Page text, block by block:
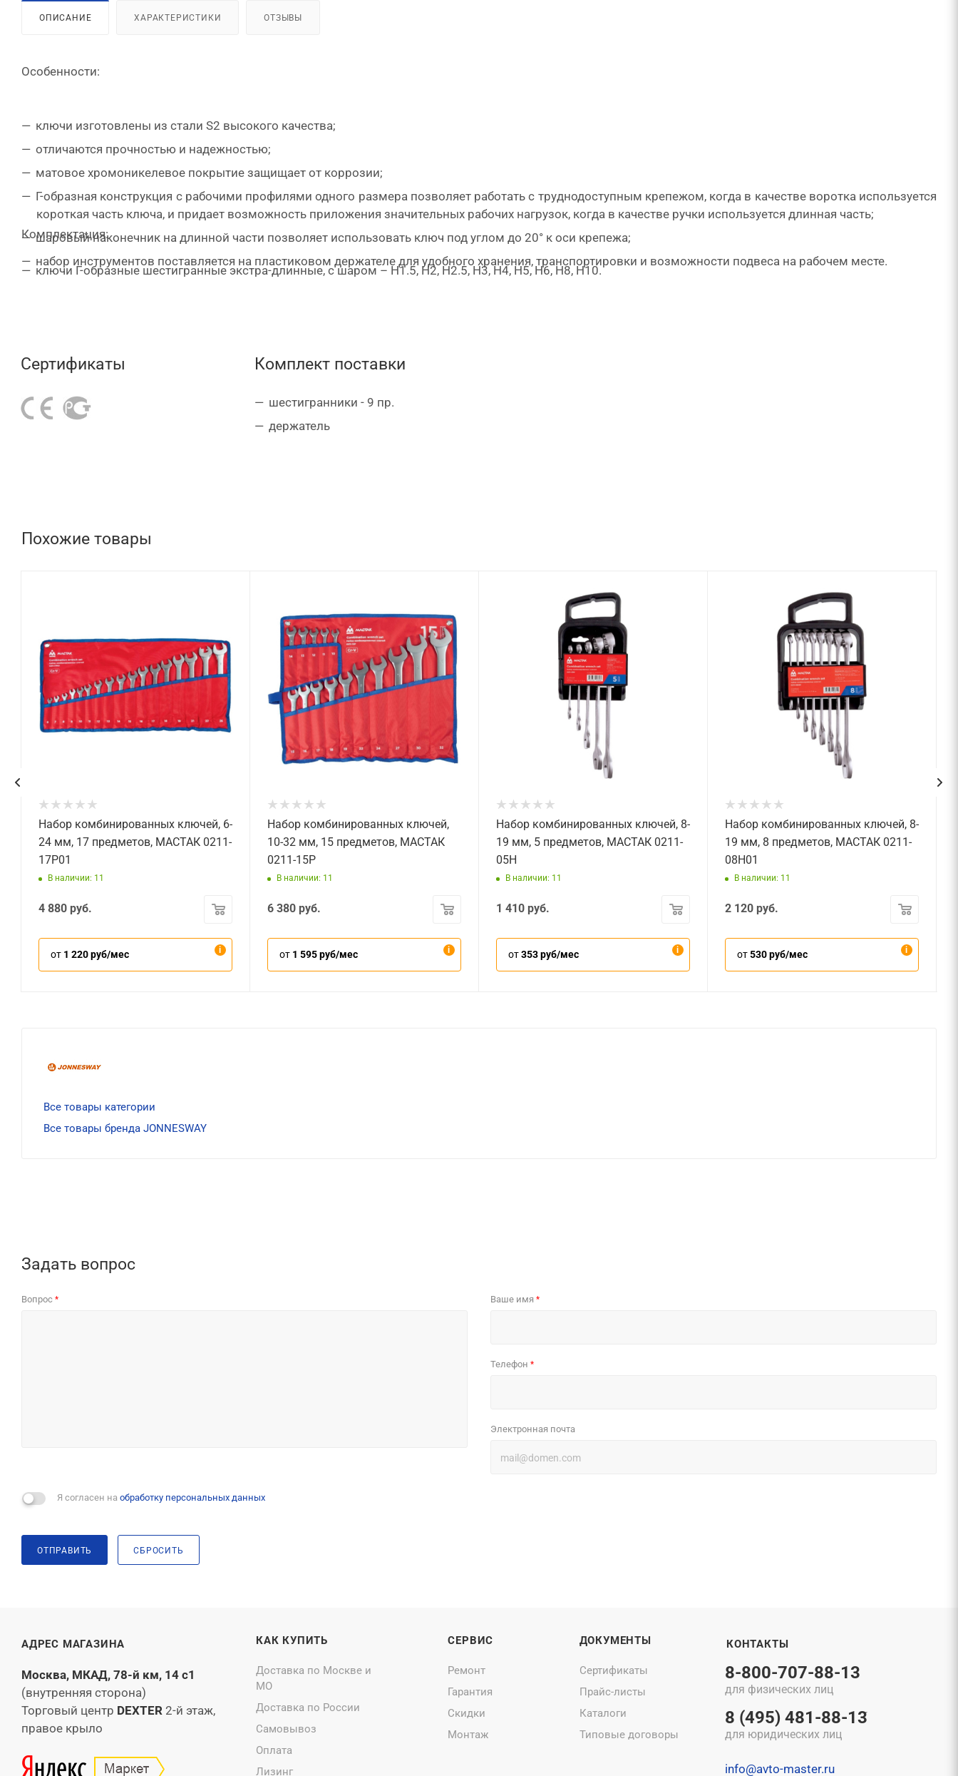
ОПИСАНИЕ ХАРАКТЕРИСТИКИ ОТЗЫВЫ
Особенности:
ключи изготовлены из стали S2 высокого качества;
отличаются прочностью и надежностью;
матовое хромоникелевое покрытие защищает от коррозии;
Г-образная конструкция с рабочими профилями одного размера позволяет работать с труднодоступным крепежом, когда в качестве воротка используется
короткая часть ключа, и придает возможность приложения значительных рабочих нагрузок, когда в качестве ручки используется длинная часть;
шаровый наконечник на длинной части позволяет использовать ключ под углом до 20° к оси крепежа;
набор инструментов поставляется на пластиковом держателе для удобного хранения, транспортировки и возможности подвеса на рабочем месте.
Комплектация:
ключи Г-образные шестигранные экстра-длинные, с шаром – H1.5, H2, H2.5, H3, H4, H5, H6, H8, H10.
Сертификаты Комплект поставки
шестигранники - 9 пр.
держатель
Похожие товары
Набор комбинированных ключей, 6-
24 мм, 17 предметов, МАСТАК 0211-
17P01
В наличии: 11
4 880 руб.
от 1 220 руб/мес
Набор комбинированных ключей,
10-32 мм, 15 предметов, МАСТАК
0211-15P
В наличии: 11
6 380 руб.
от 1 595 руб/мес
Набор комбинированных ключей, 8-
19 мм, 5 предметов, МАСТАК 0211-
05H
В наличии: 11
1 410 руб.
от353 руб/мес
Набор комбинированных ключей, 8-
19 мм, 8 предметов, МАСТАК 0211-
08H01
В наличии: 11
2 120 руб.
от530 руб/мес
Все товары категории
Все товары бренда JONNESWAY
Задать вопрос
Вопрос * Ваше имя *
Телефон *
Электронная почта
Я согласен на обработку персональных данных
ОТПРАВИТЬ СБРОСИТЬ
АДРЕС МАГАЗИНА
Москва, МКАД, 78-й км, 14 с1
(внутренняя сторона)
Торговый центр DEXTER 2-й этаж,
правое крыло
КАК КУПИТЬ
Доставка по Москве и
МО
Доставка по России
Самовывоз
Оплата
Лизинг
СЕРВИС
Ремонт
Гарантия
Скидки
Монтаж
ДОКУМЕНТЫ
Сертификаты
Прайс-листы
Каталоги
Типовые договоры
КОНТАКТЫ
8-800-707-88-13
для физических лиц
8 (495) 481-88-13
для юридических лиц
info@avto-master.ru